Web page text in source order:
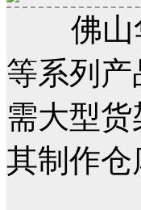
佛
等系列
需大型
其制作